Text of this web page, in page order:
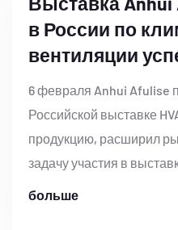
в России по
вентиляции
6 февраля Anhui Afulise
Российской выставке
продукцию, расширил
задачу участия в
больше